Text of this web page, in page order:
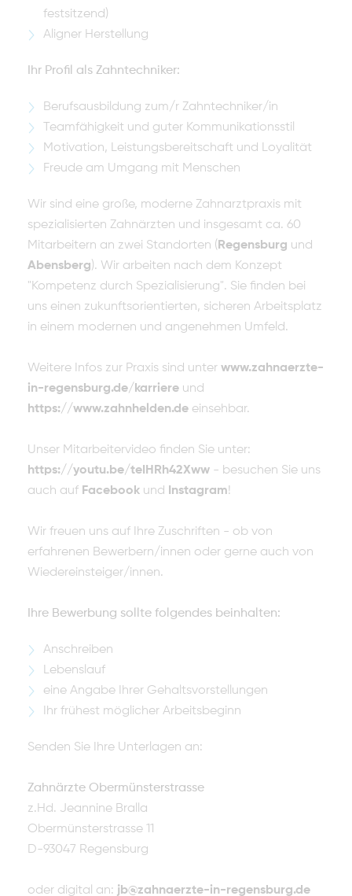
festsitzend)
Aligner Herstellung
Ihr Profil als Zahntechniker:
Berufsausbildung zum/r Zahntechniker/in
Teamfähigkeit und guter Kommunikationsstil
Motivation, Leistungsbereitschaft und Loyalität
Freude am Umgang mit Menschen
Wir sind eine große, moderne Zahnarztpraxis mit
spezialisierten Zahnärzten und insgesamt ca. 60
Mitarbeitern an zwei Standorten ( Regensburg und
Abensberg). Wir arbeiten nach dem Konzept
"Kompetenz durch Spezialisierung". Sie finden bei
uns einen zukunftsorientierten, sicheren Arbeitsplatz
in einem modernen und angenehmen Umfeld.
Weitere Infos zur Praxis sind unter www.zahnaerzte-
in-regensburg.de/karriere und
https://www.zahnhelden.de einsehbar.
Unser Mitarbeitervideo finden Sie unter:
https://youtu.be/teIHRh42Xww - besuchen Sie uns
auch auf Facebook und Instagram!
Wir freuen uns auf Ihre Zuschriften - ob von
erfahrenen Bewerbern/innen oder gerne auch von
Wiedereinsteiger/innen.
Ihre Bewerbung sollte folgendes beinhalten:
Anschreiben
Lebenslauf
eine Angabe Ihrer Gehaltsvorstellungen
Ihr frühest möglicher Arbeitsbeginn
Senden Sie Ihre Unterlagen an:
Zahnärzte Obermünsterstrasse
z.Hd. Jeannine Bralla
Obermünsterstrasse 11
D-93047 Regensburg
oder digital an: jb@zahnaerzte-in-regensburg.de